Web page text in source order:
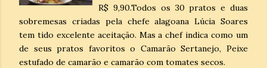
R$ 9,90.Todos os 30 pratos e duas
sobremesas criadas pela chefe alagoana Lúcia Soares
tem tido excelente aceitação. Mas a chef indica como um
de seus pratos favoritos o Camarão Sertanejo, Peixe
estufado de camarão e camarão com tomates secos.